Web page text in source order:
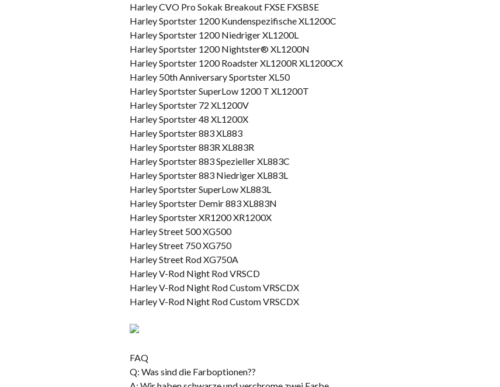
Harley CVO Pro Sokak Breakout FXSE FXSBSE
Harley Sportster 1200 Kundenspezifische XL1200C
Harley Sportster 1200 Niedriger XL1200L
Harley Sportster 1200 Nightster® XL1200N
Harley Sportster 1200 Roadster XL1200R XL1200CX
Harley 50th Anniversary Sportster XL50
Harley Sportster SuperLow 1200 T XL1200T
Harley Sportster 72 XL1200V
Harley Sportster 48 XL1200X
Harley Sportster 883 XL883
Harley Sportster 883R XL883R
Harley Sportster 883 Spezieller XL883C
Harley Sportster 883 Niedriger XL883L
Harley Sportster SuperLow XL883L
Harley Sportster Demir 883 XL883N
Harley Sportster XR1200 XR1200X
Harley Street 500 XG500
Harley Street 750 XG750
Harley Street Rod XG750A
Harley V-Rod Night Rod VRSCD
Harley V-Rod Night Rod Custom VRSCDX
Harley V-Rod Night Rod Custom VRSCDX
FAQ
Q: Was sind die Farboptionen??